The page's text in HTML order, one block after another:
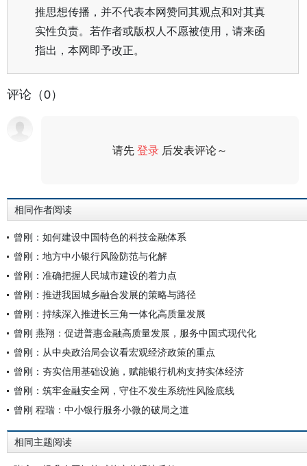
推思想传播，并不代表本网赞同其观点和对其真
实性负责。若作者或版权人不愿被使用，请来函
指出，本网即予改正。
评论（0）
请先登录 后发表评论～
相同作者阅读
曾刚：如何建设中国特色的科技金融体系
曾刚：地方中小银行风险防范与化解
曾刚：准确把握人民城市建设的着力点
曾刚：推进我国城乡融合发展的策略与路径
曾刚：持续深入推进长三角一体化高质量发展
曾刚 燕翔：促进普惠金融高质量发展，服务中国式现代化
曾刚：从中央政治局会议看宏观经济政策的重点
曾刚：夯实信用基础设施，赋能银行机构支持实体经济
曾刚：筑牢金融安全网，守住不发生系统性风险底线
曾刚 程瑞：中小银行服务小微的破局之道
相同主题阅读